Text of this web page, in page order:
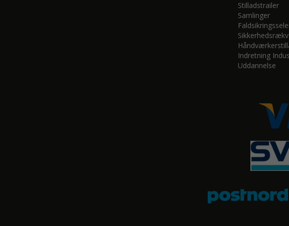
Stilladstrailer
Samlinger
Indretning
Uddannelse